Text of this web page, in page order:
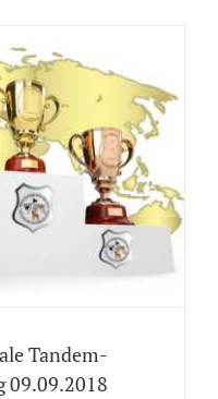
Tandem-
09.09.2018